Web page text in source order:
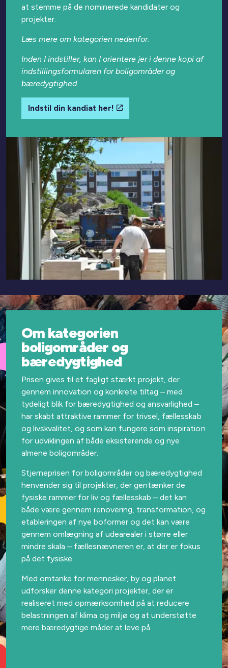
at stemme på de nominerede kandidater og
projekter.
Læs mere om kategorien nedenfor.
Inden I indstiller, kan I orientere jer i dennekopi af
indstillingsformularen for boligområder og
bæredygtighed
Indstil din kandiat her!
Om kategorien
boligområder og
bæredygtighed
Prisen gives til et fagligt stærkt projekt, der
genneminnovation og konkrete tiltag – med
tydeligt blik forbæredygtighed og ansvarlighed –
har skabt attraktiverammer for trivsel, fællesskab
og livskvalitet, og somkan fungere som inspiration
for udviklingen af bådeeksisterende og nye
almene boligområder.
Stjerneprisen for boligområder og bæredygtighed
henvender sig til projekter, der gentænkerde
fysiske rammer for liv og fællesskab – det kan
både være gennemrenovering, transformation, og
etableringen af nye boformer og det kanvære
gennemomlægning af udearealer i større eller
mindre skala – fællesnævneren er, at der er fokus
på det fysiske.
Med omtanke for mennesker, by og planet
udforsker dennekategori projekter, der er
realiseret med opmærksomhedpå atreducere
belastningen af klima og miljø og atunderstøtte
mere bæredygtige måder at leve på.